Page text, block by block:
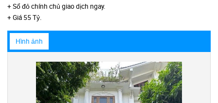
+ Sổ đỏ chính chủ giao dịch ngay.
+ Giá 55 Tỷ.
Hình ảnh